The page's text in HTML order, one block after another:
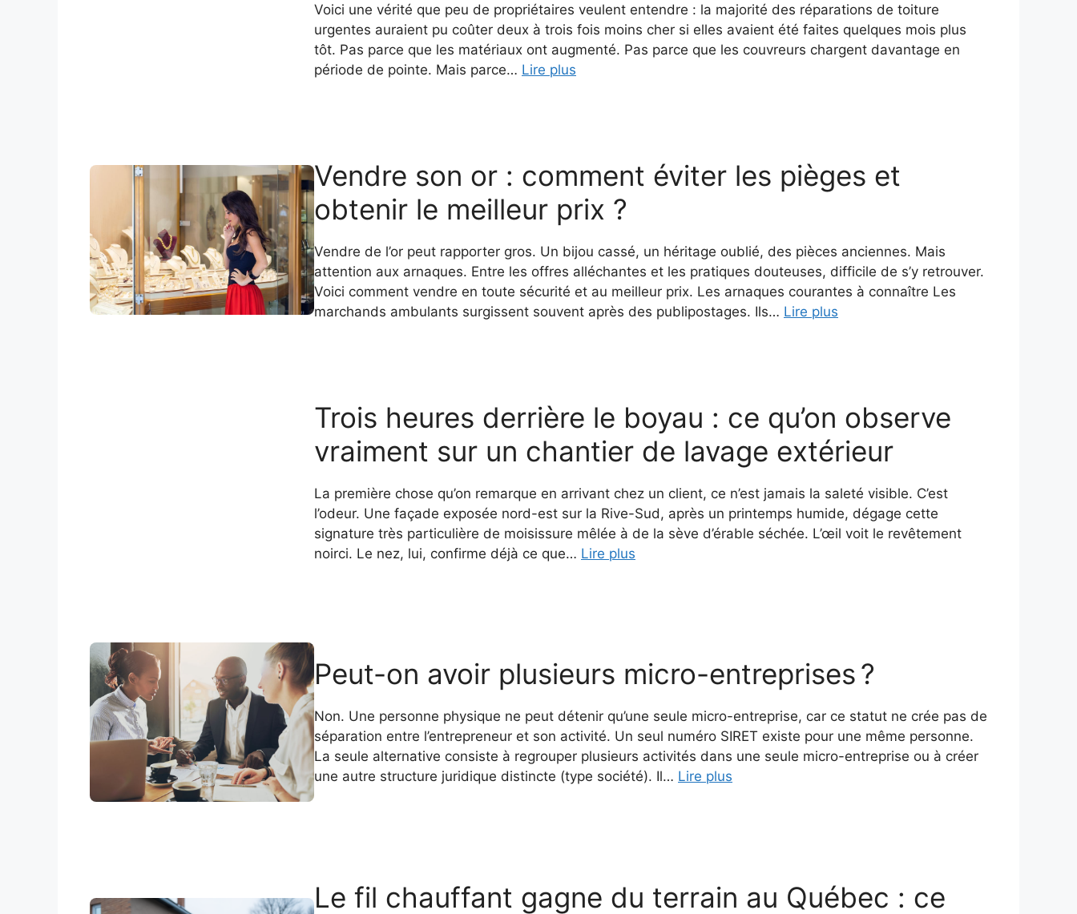
Voici une vérité que peu de propriétaires veulent entendre : la majorité des réparations de toiture
urgentes auraient pu coûter deux à trois fois moins cher si elles avaient été faites quelques mois plus
tôt. Pas parce que les matériaux ont augmenté. Pas parce que les couvreurs chargent davantage en
période de pointe. Mais parce… Lire plus
Vendre son or : comment éviter les pièges et
obtenir le meilleur prix ?
Vendre de l’or peut rapporter gros. Un bijou cassé, un héritage oublié, des pièces anciennes. Mais
attention aux arnaques. Entre les offres alléchantes et les pratiques douteuses, difficile de s’y retrouver.
Voici comment vendre en toute sécurité et au meilleur prix. Les arnaques courantes à connaître Les
marchands ambulants surgissent souvent après des publipostages. Ils… Lire plus
Trois heures derrière le boyau : ce qu’on observe
vraiment sur un chantier de lavage extérieur
La première chose qu’on remarque en arrivant chez un client, ce n’est jamais la saleté visible. C’est
l’odeur. Une façade exposée nord-est sur la Rive-Sud, après un printemps humide, dégage cette
signature très particulière de moisissure mêlée à de la sève d’érable séchée. L’œil voit le revêtement
noirci. Le nez, lui, confirme déjà ce que… Lire plus
Peut-on avoir plusieurs micro-entreprises ?
Non. Une personne physique ne peut détenir qu’une seule micro-entreprise, car ce statut ne crée pas de
séparation entre l’entrepreneur et son activité. Un seul numéro SIRET existe pour une même personne.
La seule alternative consiste à regrouper plusieurs activités dans une seule micro-entreprise ou à créer
une autre structure juridique distincte (type société). Il… Lire plus
Le fil chauffant gagne du terrain au Québec : ce